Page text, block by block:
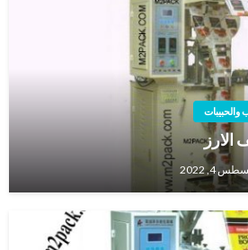
والحبيبات
الارز
4, 2022